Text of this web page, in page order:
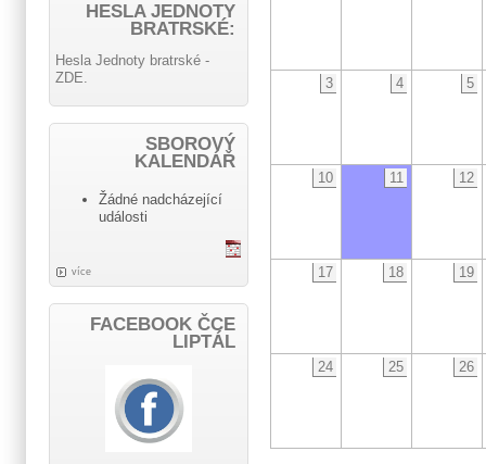
3 4 5
10 11 12
17 18 19
24 25 26
HESLA JEDNOTY
BRATRSKÉ:
Hesla Jednoty bratrské -
ZDE.
SBOROVÝ
KALENDÁŘ
Žádné nadcházející
události
více
FACEBOOK ČCE
LIPTÁL